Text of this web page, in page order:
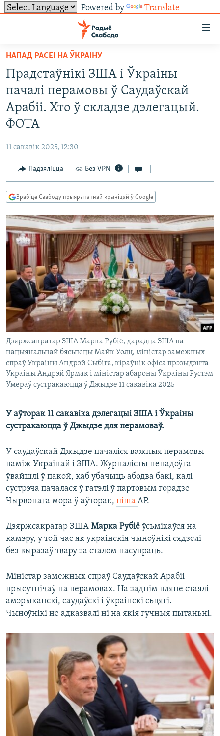
Powered by Translate
ўнівэрсальнага
доступу
Перайсьці
да
галоўнага
зьместу
Перайсьці
да
галоўнай
Перайсьці
да
пошуку
УСЕ НАВІНЫ
ВІДЭА І ФОТА
ЛЮДЗІ
ВАЙНА
БЕЛАРУСЫ НА ВАЙНЕ
КУЛЬТУРА
КАЛЯНДАР
ТОЛЬКІ НА СВАБОДЗЕ
ТЭСТЫ
БЛОГІ
КНІГІ
АЎДЫЁКНІГІ
МОВА
НА ХВАЛЯХ СВАБОДЫ
СУВЯЗЬ
АБЫСЬЦІ БЛЯКАВАНЬНЕ
ПАДПІСАЦЦА
FACEBOOK
TWITTER
САЧЫЦЕ ЗА АБНАЎЛЕНЬНЯМІ
НАПАД РАСЕІ НА ЎКРАІНУ
Прадстаўнікі ЗША і Ўкраіны
пачалі перамовы ў Саудаўскай
Арабіі. Хто ў складзе дэлегацый.
ФОТА
11 сакавік 2025, 12:30
Падзяліцца Без VPN
Зрабіце Свабоду прыярытэтнай крыніцай ў Google
Дзяржсакратар ЗША Марка Рубіё, дарадца ЗША па
нацыянальнай бясьпецы Майк Уолц, міністар замежных
спраў Украіны Андрэй Сыбіга, кіраўнік офіса прэзыдэнта
Украіны Андрэй Ярмак і міністар абароны Ўкраіны Рустэм
Умераў сустракаюцца ў Джыдзе 11 сакавіка 2025
У аўторак 11 сакавіка дэлегацыі ЗША і Ўкраіны
сустракаюцца ў Джыдзе для перамоваў.
У саудаўскай Джыдзе пачаліся важныя перамовы
паміж Украінай і ЗША. Журналісты ненадоўга
ўвайшлі ў пакой, каб убачыць абодва бакі, калі
сустрэча пачалася ў гатэлі ў партовым горадзе
Чырвонага мора ў аўторак, піша AP.
Дзяржсакратар ЗША Марка Рубіё ўсьміхаўся на
камэру, у той час як украінскія чыноўнікі сядзелі
без выразаў твару за сталом насупраць.
Міністар замежных спраў Саудаўскай Арабіі
прысутнічаў на перамовах. На заднім пляне стаялі
амэрыканскі, саудаўскі і ўкраінскі сьцягі.
Чыноўнікі не адказвалі ні на якія гучныя пытаньні.